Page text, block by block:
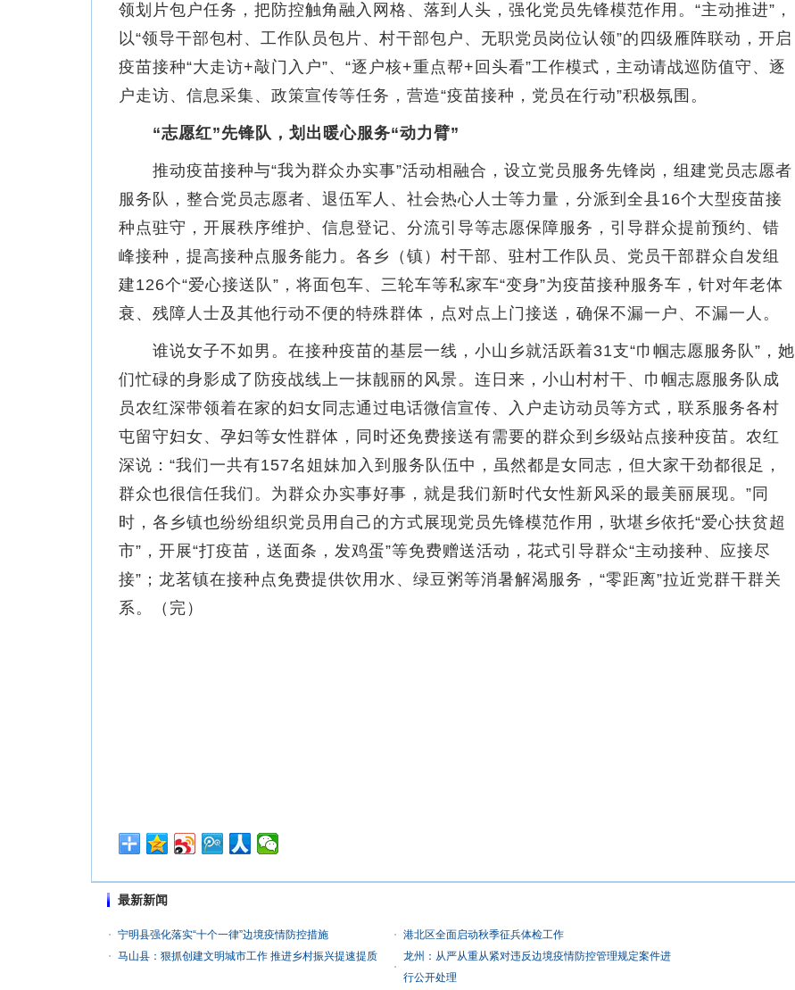
领划片包户任务，把防控触角融入网格、落到人头，强化党员先锋模范作用。“主动推进”，
以“领导干部包村、工作队员包片、村干部包户、无职党员岗位认领”的四级雁阵联动，开启
疫苗接种“大走访+敲门入户”、“逐户核+重点帮+回头看”工作模式，主动请战巡防值守、逐
户走访、信息采集、政策宣传等任务，营造“疫苗接种，党员在行动”积极氛围。
“志愿红”先锋队，划出暖心服务“动力臂”
推动疫苗接种与“我为群众办实事”活动相融合，设立党员服务先锋岗，组建党员志愿者
服务队，整合党员志愿者、退伍军人、社会热心人士等力量，分派到全县16个大型疫苗接
种点驻守，开展秩序维护、信息登记、分流引导等志愿保障服务，引导群众提前预约、错
峰接种，提高接种点服务能力。各乡（镇）村干部、驻村工作队员、党员干部群众自发组
建126个“爱心接送队”，将面包车、三轮车等私家车“变身”为疫苗接种服务车，针对年老体
衰、残障人士及其他行动不便的特殊群体，点对点上门接送，确保不漏一户、不漏一人。
谁说女子不如男。在接种疫苗的基层一线，小山乡就活跃着31支“巾帼志愿服务队”，她
们忙碌的身影成了防疫战线上一抹靓丽的风景。连日来，小山村村干、巾帼志愿服务队成
员农红深带领着在家的妇女同志通过电话微信宣传、入户走访动员等方式，联系服务各村
屯留守妇女、孕妇等女性群体，同时还免费接送有需要的群众到乡级站点接种疫苗。农红
深说：“我们一共有157名姐妹加入到服务队伍中，虽然都是女同志，但大家干劲都很足，
群众也很信任我们。为群众办实事好事，就是我们新时代女性新风采的最美丽展现。”同
时，各乡镇也纷纷组织党员用自己的方式展现党员先锋模范作用，驮堪乡依托“爱心扶贫超
市”，开展“打疫苗，送面条，发鸡蛋”等免费赠送活动，花式引导群众“主动接种、应接尽
接”；龙茗镇在接种点免费提供饮用水、绿豆粥等消暑解渴服务，“零距离”拉近党群干群关
系。（完）
最新新闻
宁明县强化落实“十个一律”边境疫情防控措施
港北区全面启动秋季征兵体检工作
马山县：狠抓创建文明城市工作 推进乡村振兴提速提质
龙州：从严从重从紧对违反边境疫情防控管理规定案件进
行公开处理